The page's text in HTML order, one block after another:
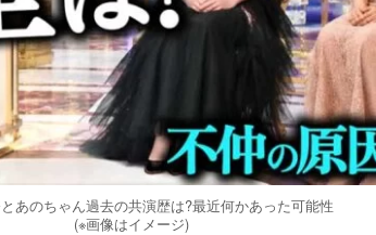
あのちゃん過去の共演歴は?最近何かあった可能性
(※画像はイメージ)